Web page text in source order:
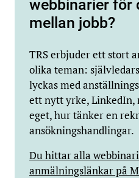
webbinarier för
mellan jobb?
TRS erbjuder ett stort
olika teman:
lyckas med
ett nytt yrke, LinkedIn,
eget, hur tänker en
ansökningshandlingar.
Du hittar alla
anmälningslänkar på